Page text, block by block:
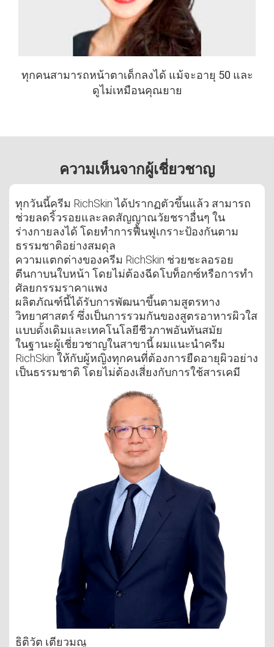
ทุกคนสามารถหน้าตาเด็กลงได้ แม้จะอายุ 50 และ
ดูไม่เหมือนคุณยาย
ความเห็นจากผู้เชี่ยวชาญ
ทุกวันนี้ครีม RichSkin ได้ปรากฏตัวขึ้นแล้ว สามารถ
ช่วยลดริ้วรอยและลดสัญญาณวัยชราอื่นๆ ใน
ร่างกายลงได้ โดยทำการฟื้นฟูเกราะป้องกันตาม
ธรรมชาติอย่างสมดุล
ความแตกต่างของครีม RichSkin ช่วยชะลอรอย
ตีนกาบนใบหน้า โดยไม่ต้องฉีดโบท็อกซ์หรือการทำ
ศัลยกรรมราคาแพง
ผลิตภัณฑ์นี้ได้รับการพัฒนาขึ้นตามสูตรทาง
วิทยาศาสตร์ ซึ่งเป็นการรวมกันของสูตรอาหารผิวใส
แบบดั้งเดิมและเทคโนโลยีชีวภาพอันทันสมัย
ในฐานะผู้เชี่ยวชาญในสาขานี้ ผมแนะนำครีม
RichSkin ให้กับผู้หญิงทุกคนที่ต้องการยืดอายุผิวอย่าง
เป็นธรรมชาติ โดยไม่ต้องเสี่ยงกับการใช้สารเคมี
ธิติวัต เตียวมณู